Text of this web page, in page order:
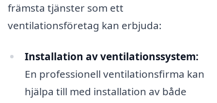
främsta tjänster som ett
ventilationsföretag kan erbjuda:
Installation av ventilationssystem:
En professionell ventilationsfirma kan
hjälpa till med installation av både